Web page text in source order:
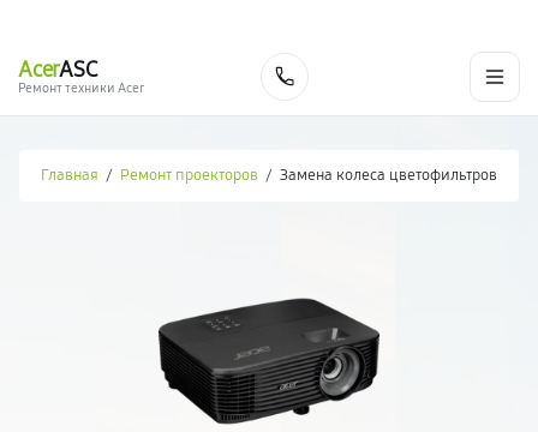
AcerASC
Ремонт техники Acer
Главная / Ремонт проекторов / Замена колеса цветофильтров